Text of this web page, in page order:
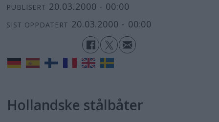
PUBLISERT 20.03.2000 - 00:00
SIST OPPDATERT 20.03.2000 - 00:00
Hollandske stålbåter